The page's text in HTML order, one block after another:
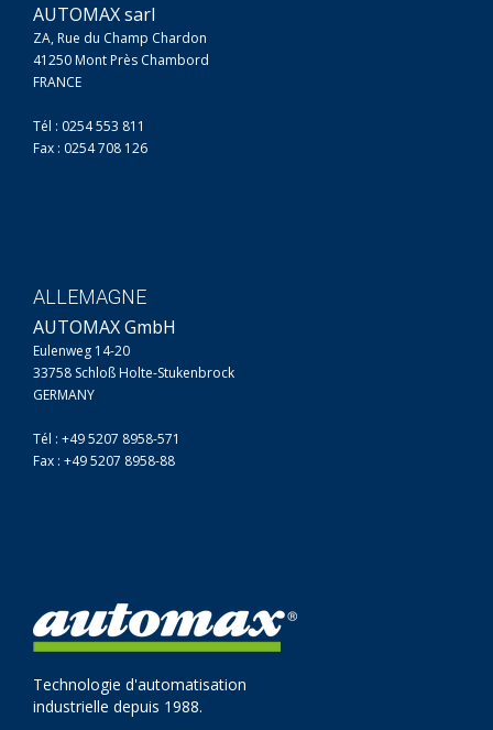
AUTOMAX sarl
ZA, Rue du Champ Chardon
41250 Mont Près Chambord
FRANCE
Tél : 0254 553 811
Fax : 0254 708 126
ALLEMAGNE
AUTOMAX GmbH
Eulenweg 14-20
33758 Schloß Holte-Stukenbrock
GERMANY
Tél : +49 5207 8958-571
Fax : +49 5207 8958-88
Technologie d'automatisation
industrielle depuis 1988.